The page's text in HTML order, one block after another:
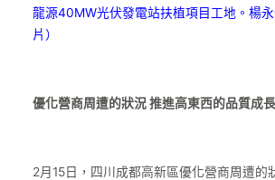
龍源40MW光伏發電站扶植項目工地。楊
片）
優化營商周遭的狀況 推進高東西的品質成長
2月15日，四川成都高新區優化營商周遭的